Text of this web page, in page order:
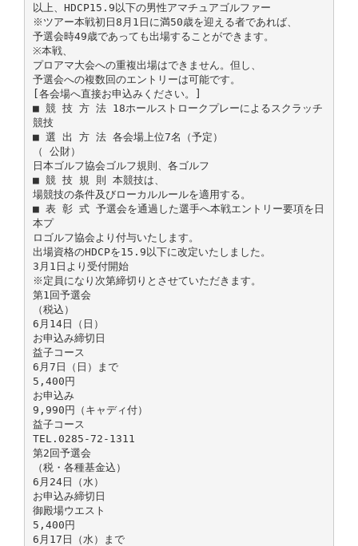
以上、HDCP15.9以下の男性アマチュアゴルファー
※ツアー本戦初日8月1日に満50歳を迎える者であれば、
予選会時49歳であっても出場することができます。
※本戦、
プロアマ大会への重複出場はできません。但し、
予選会への複数回のエントリーは可能です。
[各会場へ直接お申込みください。]
■ 競 技 方 法 18ホールストロークプレーによるスクラッチ
競技
■ 選 出 方 法 各会場上位7名（予定）
（ 公財）
日本ゴルフ協会ゴルフ規則、各ゴルフ
■ 競 技 規 則 本競技は、
場競技の条件及びローカルルールを適用する。
■ 表 彰 式 予選会を通過した選手へ本戦エントリー要項を日
本プ
ロゴルフ協会より付与いたします。
出場資格のHDCPを15.9以下に改定いたしました。
3月1日より受付開始
※定員になり次第締切りとさせていただきます。
第1回予選会
（税込）
6月14日（日）
お申込み締切日
益子コース
6月7日（日）まで
5,400円
お申込み
9,990円（キャディ付）
益子コース
TEL.0285-72-1311
第2回予選会
（税・各種基金込）
6月24日（水）
お申込み締切日
御殿場ウエスト
5,400円
6月17日（水）まで